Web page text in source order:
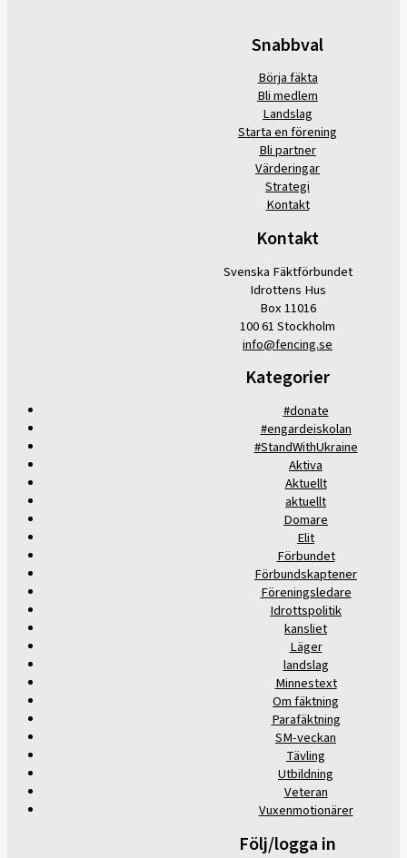
Snabbval
Börja fäkta
Bli medlem
Landslag
Starta en förening
Bli partner
Värderingar
Strategi
Kontakt
Kontakt
Svenska Fäktförbundet
Idrottens Hus
Box 11016
100 61 Stockholm
info@fencing.se
Kategorier
#donate
#engardeiskolan
#StandWithUkraine
Aktiva
Aktuellt
aktuellt
Domare
Elit
Förbundet
Förbundskaptener
Föreningsledare
Idrottspolitik
kansliet
Läger
landslag
Minnestext
Om fäktning
Parafäktning
SM-veckan
Tävling
Utbildning
Veteran
Vuxenmotionärer
Följ/logga in